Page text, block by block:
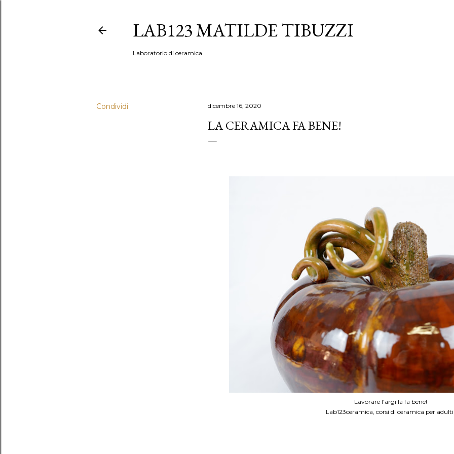
LAB123 MATILDE TIBUZZI
Laboratorio di ceramica
Condividi dicembre 16, 2020
LA CERAMICA FA BENE!
Lavorare l'argilla fa bene!
Lab123ceramica, corsi di ceramica per